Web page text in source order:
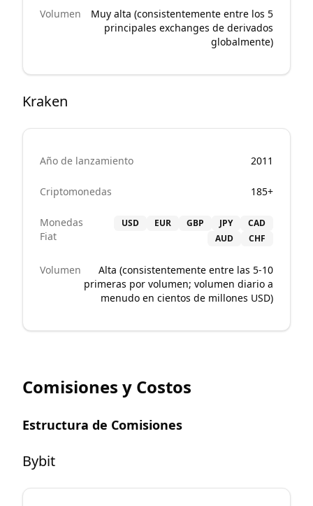
Volumen
Muy alta (consistentemente entre los 5
principales exchanges de derivados
globalmente)
Kraken
Año de lanzamiento 2011
Criptomonedas 185+
Monedas
Fiat
USD EUR GBP JPY
CAD
AUD
CHF
Volumen
Alta (consistentemente entre las 5-10
primeras por volumen; volumen diario a
menudo en cientos de millones USD)
Comisiones y Costos
Estructura de Comisiones
Bybit